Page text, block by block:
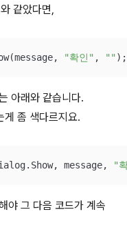
같았다면,
"확인" , "" );
아래와 같습니다.
게 좀 색다르지요.
message, "
야 그 다음 코드가 계속